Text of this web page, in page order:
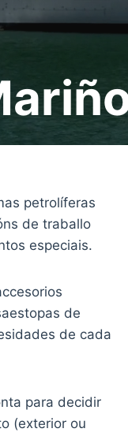
petrolíferas
de traballo
especiais.
de
de cada
para decidir
(exterior ou